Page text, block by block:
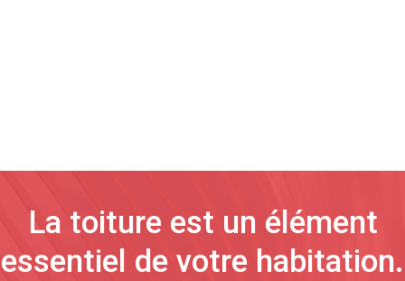
La toiture est un élément
essentiel de votre habitation.